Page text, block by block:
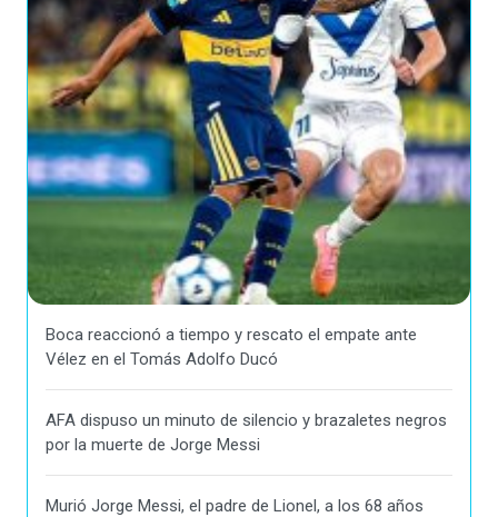
Boca reaccionó a tiempo y rescato el empate ante
Vélez en el Tomás Adolfo Ducó
AFA dispuso un minuto de silencio y brazaletes negros
por la muerte de Jorge Messi
Murió Jorge Messi, el padre de Lionel, a los 68 años